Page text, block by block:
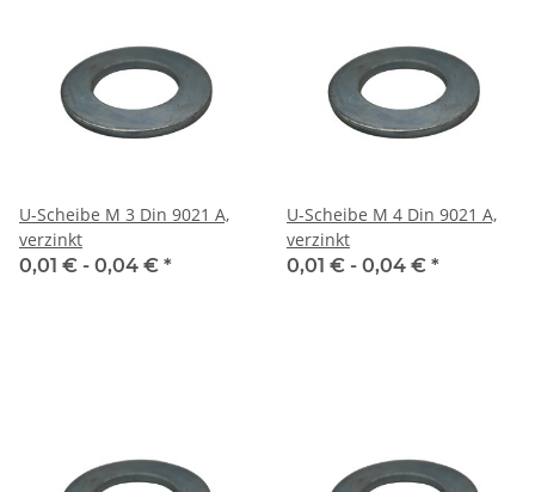
U-Scheibe M 3 Din 9021 A,
verzinkt
0,01 € - 0,04 € *
U-Scheibe M 4 Din 9021 A,
verzinkt
0,01 € - 0,04 € *